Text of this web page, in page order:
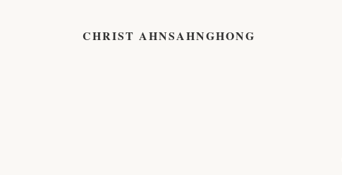
CHRIST AHNSAHNGHONG